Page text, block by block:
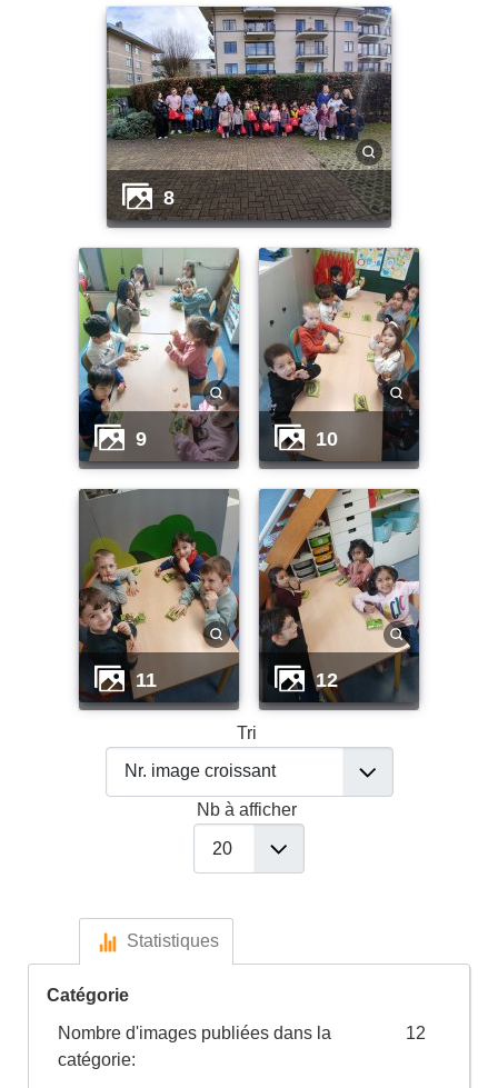
8
9 10
11 12
Tri
Nb à afficher
Statistiques
Catégorie
Nombre d'images publiées dans la
catégorie:
12